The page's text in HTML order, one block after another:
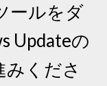
ールをダ
Updateの
くださ